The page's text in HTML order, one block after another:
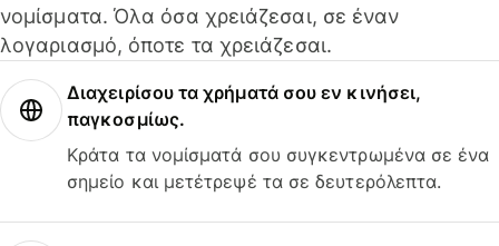
νομίσματα. Όλα όσα χρειάζεσαι, σε έναν
λογαριασμό, όποτε τα χρειάζεσαι.
Διαχειρίσου τα χρήματά σου εν κινήσει,
παγκοσμίως.
Κράτα τα νομίσματά σου συγκεντρωμένα σε ένα
σημείο και μετέτρεψέ τα σε δευτερόλεπτα.